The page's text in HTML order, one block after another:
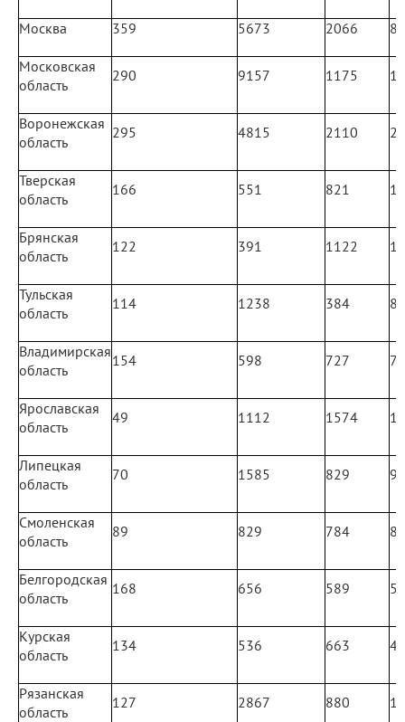
Москва 359 5673 2066 84
Московская
область
290 9157 1175 17
Воронежская
область
295 4815 2110 25
Тверская
область
166 551 821 12
Брянская
область
122 391 1122 11
Тульская
область
114 1238 384 8
Владимирская
область
154 598 727 7
Ярославская
область
49 1112 1574 11
Липецкая
область
70 1585 829 9
Смоленская
область
89 829 784 8
Белгородская
область
168 656 589 5
Курская
область
134 536 663 4
Рязанская
область
127 2867 880 10